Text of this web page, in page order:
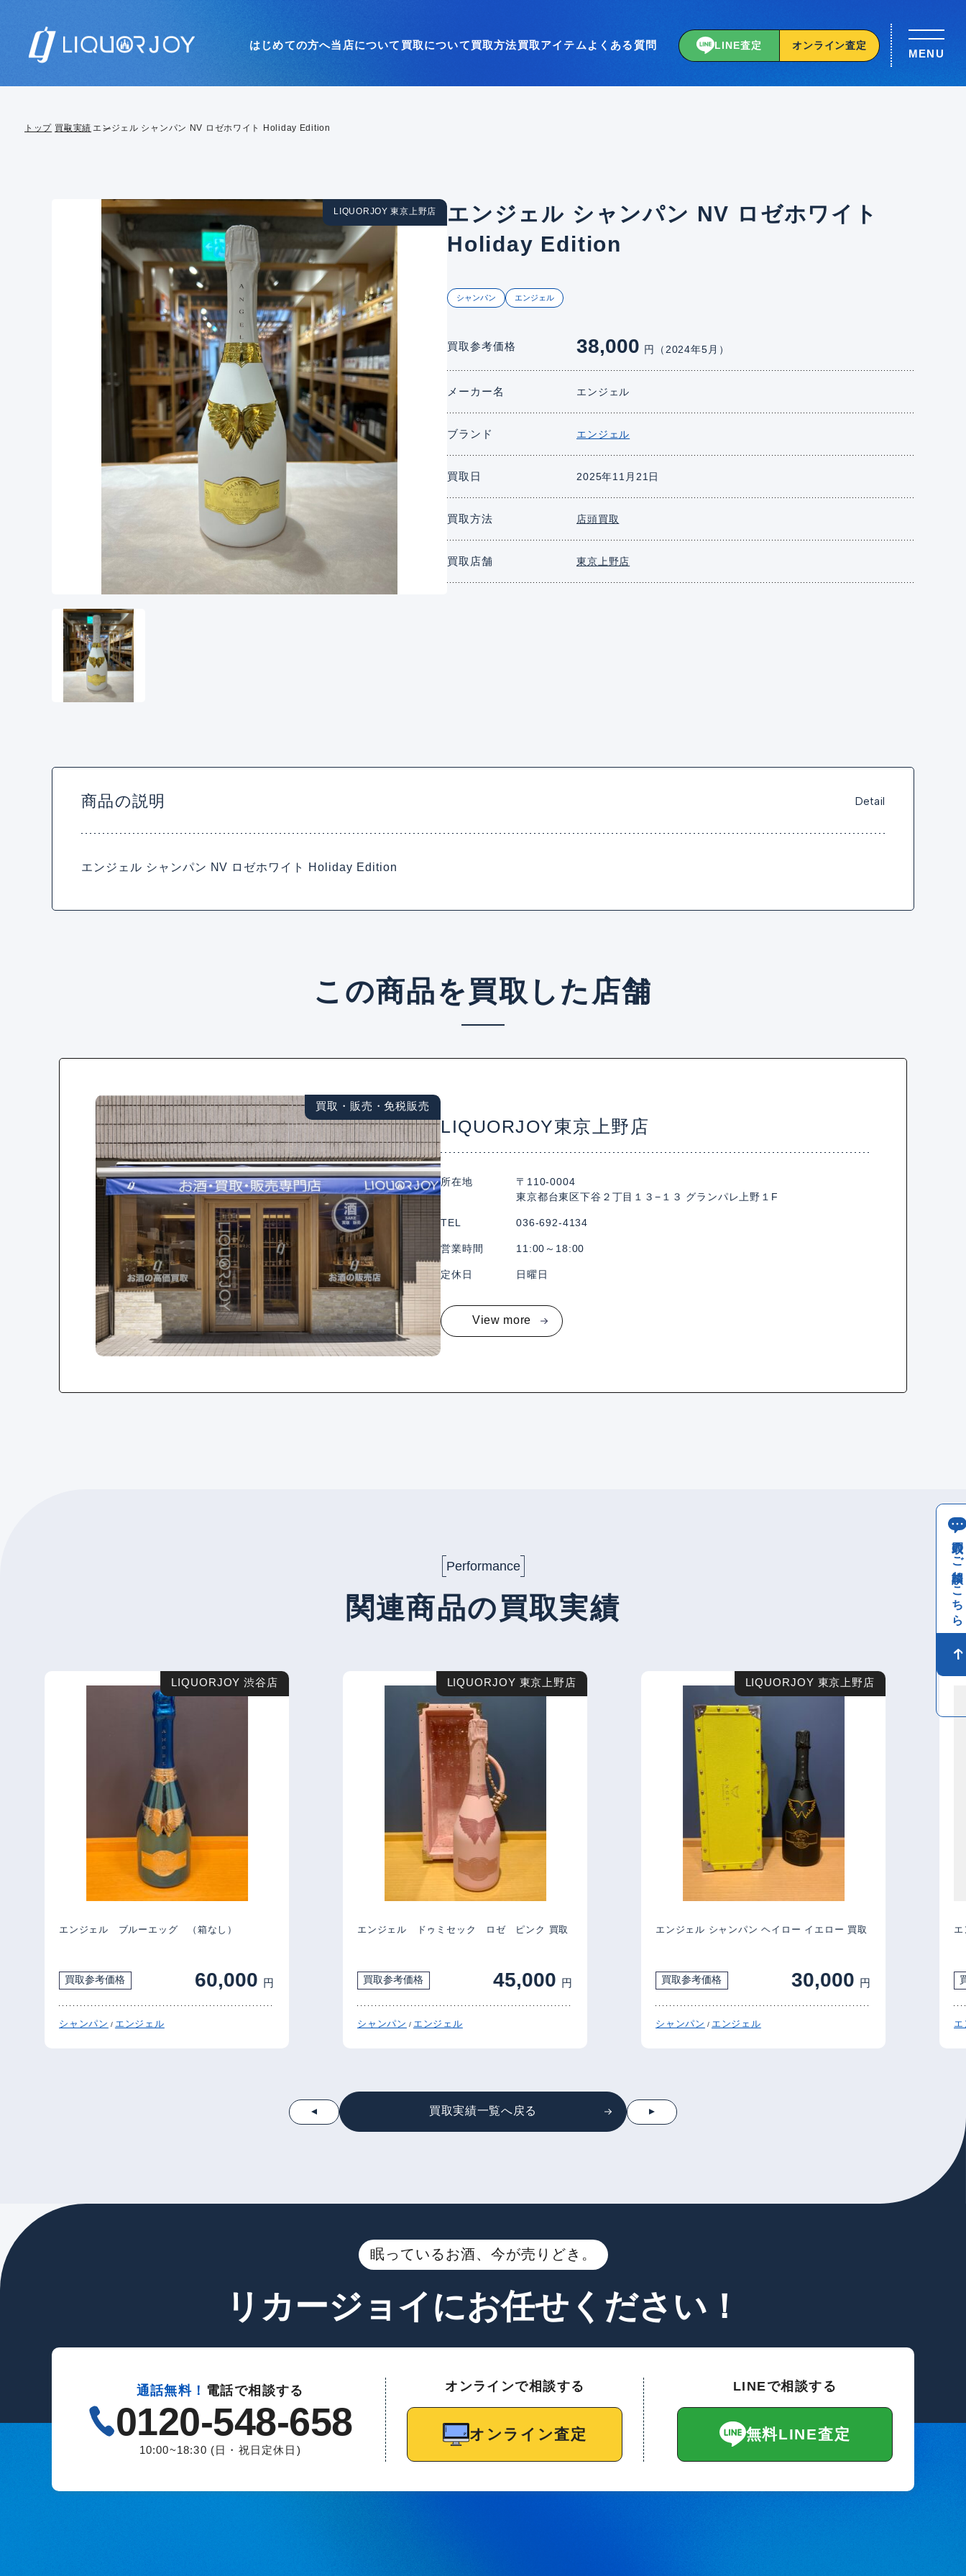
はじめての方へ当店について 買取について買取方法買取アイテム よくある質問 LINE査定 オンライン査定
MENU
トップ 買取実績 エンジェル シャンパン NV ロゼホワイト Holiday Edition
LIQUORJOY 東京上野店
エンジェル シャンパン NV ロゼホワイト
Holiday Edition
シャンパン エンジェル
買取参考価格 38,000 円（2024年5月）
メーカー名 エンジェル
ブランド エンジェル
買取日 2025年11月21日
買取方法 店頭買取
買取店舗 東京上野店
商品の説明 Detail
エンジェル シャンパン NV ロゼホワイト Holiday Edition
この商品を買取した店舗
買取・販売・免税販売
LIQUORJOY東京上野店
所在地
〒110-0004
東京都台東区下谷２丁目１３−１３ グランパレ上野１F
TEL 036-692-4134
営業時間 11:00～18:00
定休日 日曜日
View more
Performance
関連商品の買取実績
LIQUORJOY 渋谷店
エンジェル ブルーエッグ （箱なし）
買取参考価格 60,000 円
シャンパン/エンジェル
LIQUORJOY 東京上野店
エンジェル ドゥミセック ロゼ ピンク 買取
買取参考価格 45,000 円
シャンパン/エンジェル
LIQUORJOY 東京上野店
エンジェル シャンパン ヘイロー イエロー 買取
買取参考価格 30,000 円
シャンパン/エンジェル
エ
エ
買取実績一覧へ戻る
眠っているお酒、今が売りどき。
リカージョイにお任せください！
通話無料！ 電話で相談する
0120-548-658
10:00~18:30 (日・祝日定休日)
オンラインで相談する
オンライン査定
LINEで相談する
無料LINE査定
買取のご相談はこちら